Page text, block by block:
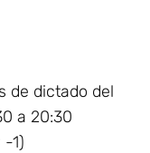
de dictado del
a 20:30
1)